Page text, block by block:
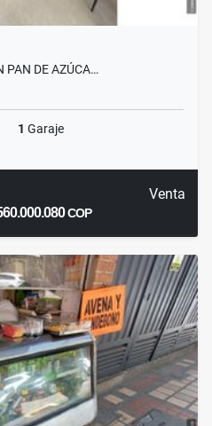
PAN DE AZÚCA…
1 Garaje
Venta
COP